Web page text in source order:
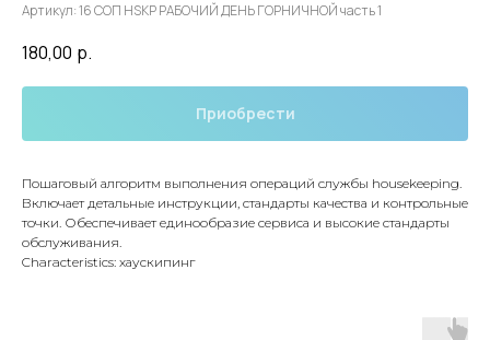
Артикул:16 СОП HSKP РАБОЧИЙ ДЕНЬ ГОРНИЧНОЙ часть 1
180,00 р.
Приобрести
Пошаговый алгоритм выполнения операций службы housekeeping.
Включает детальные инструкции, стандарты качества и контрольные
точки. Обеспечивает единообразие сервиса и высокие стандарты
обслуживания.
Characteristics: хаускипинг